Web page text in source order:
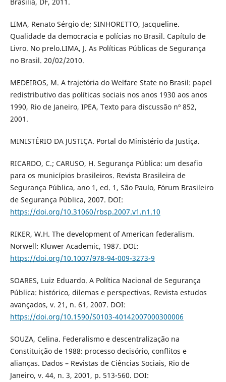
Brasília, DF, 2011.
LIMA, Renato Sérgio de; SINHORETTO, Jacqueline.
Qualidade da democracia e polícias no Brasil. Capítulo de
Livro. No prelo.LIMA, J. As Políticas Públicas de Segurança
no Brasil. 20/02/2010.
MEDEIROS, M. A trajetória do Welfare State no Brasil: papel
redistributivo das políticas sociais nos anos 1930 aos anos
1990, Rio de Janeiro, IPEA, Texto para discussão nº 852,
2001.
MINISTÉRIO DA JUSTIÇA. Portal do Ministério da Justiça.
RICARDO, C.; CARUSO, H. Segurança Pública: um desafio
para os municípios brasileiros. Revista Brasileira de
Segurança Pública, ano 1, ed. 1, São Paulo, Fórum Brasileiro
de Segurança Pública, 2007. DOI:
https://doi.org/10.31060/rbsp.2007.v1.n1.10
RIKER, W.H. The development of American federalism.
Norwell: Kluwer Academic, 1987. DOI:
https://doi.org/10.1007/978-94-009-3273-9
SOARES, Luiz Eduardo. A Política Nacional de Segurança
Pública: histórico, dilemas e perspectivas. Revista estudos
avançados, v. 21, n. 61, 2007. DOI:
https://doi.org/10.1590/S0103-40142007000300006
SOUZA, Celina. Federalismo e descentralização na
Constituição de 1988: processo decisório, conflitos e
alianças. Dados – Revistas de Ciências Sociais, Rio de
Janeiro, v. 44, n. 3, 2001, p. 513-560. DOI: